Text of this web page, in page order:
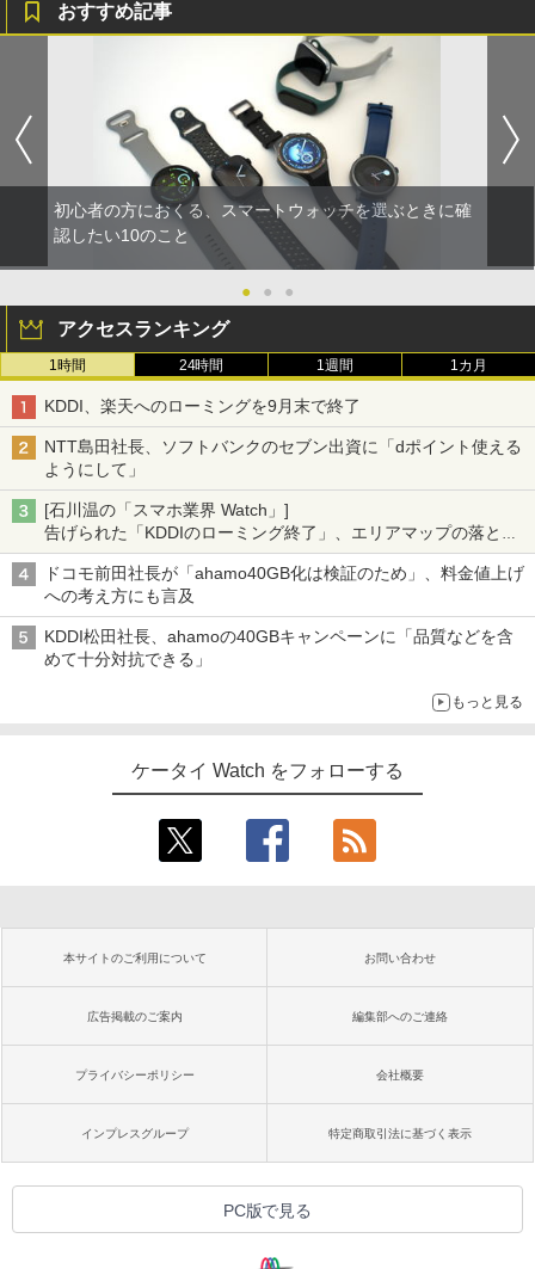
おすすめ記事
初心者の方におくる、スマートウォッチを選ぶときに確
認したい10のこと
● ● ●
アクセスランキング
1時間 24時間 1週間 1カ月
KDDI、楽天へのローミングを9月末で終了
NTT島田社長、ソフトバンクのセブン出資に「dポイント使える
ようにして」
[石川温の「スマホ業界 Watch」]
告げられた「KDDIのローミング終了」、エリアマップの落とし
穴と楽天モバイルの課題
ドコモ前田社長が「ahamo40GB化は検証のため」、料金値上げ
への考え方にも言及
KDDI松田社長、ahamoの40GBキャンペーンに「品質などを含
めて十分対抗できる」
もっと見る
ケータイ Watch をフォローする
本サイトのご利用について お問い合わせ
広告掲載のご案内 編集部へのご連絡
プライバシーポリシー 会社概要
インプレスグループ 特定商取引法に基づく表示
PC版で見る